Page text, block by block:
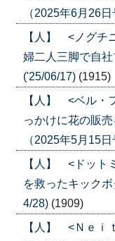
（2025年6月26
【人】 <ノグ
婦二人三脚で自社
('25/06/17) (1915)
【人】 <ベル・
っかけに花の販
（2025年5月15
【人】 <ドッ
を救ったキック
4/28) (1909)
【人】 <Ｎｅ